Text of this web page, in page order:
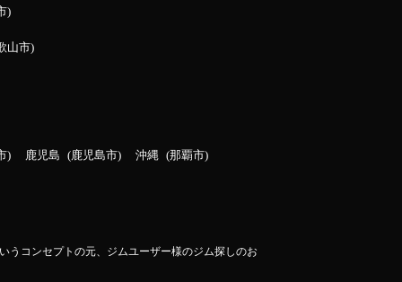
山市
鹿児島 鹿児島市 沖縄 那覇市
うコンセプトの元、ジムユーザー様のジム探しのお